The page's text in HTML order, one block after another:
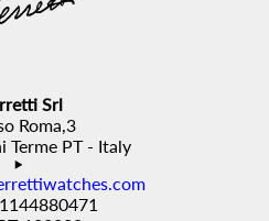
Srl
Roma,3
Terme PT - Italy